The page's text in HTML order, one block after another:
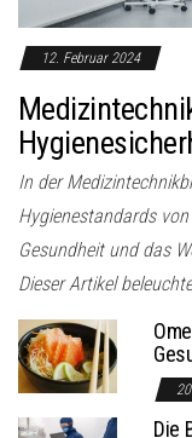
12. Februar 2024
In der
Hygienestandards
Gesundheit und das
Dieser Artikel
Die